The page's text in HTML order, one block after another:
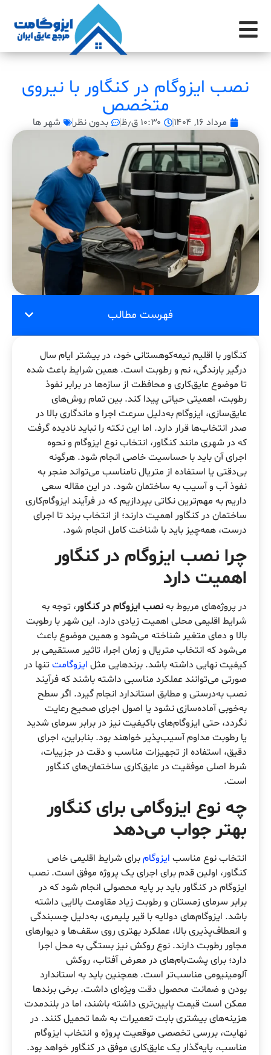
نصب ایزوگام در کنگاور با نیروی
متخصص
مرداد ۱۶, ۱۴۰۴ ۱۰:۳۰ ق٫ظ بدون نظر شهر ها
فهرست مطالب
کنگاور با اقلیم نیمه‌کوهستانی خود، در بیشتر ایام سال
درگیر بارندگی، نم و رطوبت است. همین شرایط باعث شده
تا موضوع عایق‌کاری و محافظت از سازه‌ها در برابر نفوذ
رطوبت، اهمیتی حیاتی پیدا کند. بین تمام روش‌های
عایق‌سازی، ایزوگام به‌دلیل سرعت اجرا و ماندگاری بالا در
صدر انتخاب‌ها قرار دارد. اما این نکته را نباید نادیده گرفت
که در شهری مانند کنگاور، انتخاب نوع ایزوگام و نحوه
اجرای آن باید با حساسیت خاصی انجام شود. هرگونه
بی‌دقتی یا استفاده از متریال نامناسب می‌تواند منجر به
نفوذ آب و آسیب به ساختمان شود. در این مقاله سعی
داریم به مهم‌ترین نکاتی بپردازیم که در فرآیند ایزوگام‌کاری
ساختمان در کنگاور اهمیت دارند؛ از انتخاب برند تا اجرای
درست، همه‌چیز باید با شناخت کامل انجام شود.
چرا نصب ایزوگام در کنگاور
اهمیت دارد
در پروژه‌های مربوط بهنصب ایزوگام در کنگاور، توجه به
شرایط اقلیمی محلی اهمیت زیادی دارد. این شهر با رطوبت
بالا و دمای متغیر شناخته می‌شود و همین موضوع باعث
می‌شود که انتخاب متریال و زمان اجرا، تاثیر مستقیمی بر
کیفیت نهایی داشته باشد. برندهایی مثل ایزوگامتتنها در
صورتی می‌توانند عملکرد مناسبی داشته باشند که فرآیند
نصب به‌درستی و مطابق استاندارد انجام گیرد. اگر سطح
به‌خوبی آماده‌سازی نشود یا اصول اجرای صحیح رعایت
نگردد، حتی ایزوگام‌های باکیفیت نیز در برابر سرمای شدید
یا رطوبت مداوم آسیب‌پذیر خواهند بود. بنابراین، اجرای
دقیق، استفاده از تجهیزات مناسب و دقت در جزییات،
شرط اصلی موفقیت در عایق‌کاری ساختمان‌های کنگاور
است.
چه نوع ایزوگامی برای کنگاور
بهتر جواب می‌دهد
انتخاب نوع مناسب ایزوگامبرای شرایط اقلیمی خاص
کنگاور، اولین قدم برای اجرای یک پروژه موفق است. نصب
ایزوگام در کنگاور باید بر پایه محصولی انجام شود که در
برابر سرمای زمستان و رطوبت زیاد مقاومت بالایی داشته
باشد. ایزوگام‌های دولایه با قیر پلیمری، به‌دلیل چسبندگی
و انعطاف‌پذیری بالا، عملکرد بهتری روی سقف‌ها و دیوارهای
مجاور رطوبت دارند. نوع روکش نیز بستگی به محل اجرا
دارد؛ برای پشت‌بام‌های در معرض آفتاب، روکش
آلومینیومی مناسب‌تر است. همچنین باید به استاندارد
بودن و ضمانت محصول دقت ویژه‌ای داشت. برخی برندها
ممکن است قیمت پایین‌تری داشته باشند، اما در بلندمدت
هزینه‌های بیشتری بابت تعمیرات به شما تحمیل کنند. در
نهایت، بررسی تخصصی موقعیت پروژه و انتخاب ایزوگام
مناسب، پایه‌گذار یک عایق‌کاری موفق در کنگاور خواهد بود.